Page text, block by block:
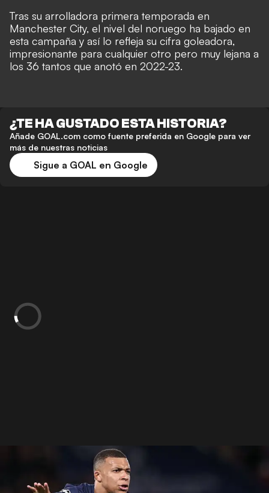
Tras su arrolladora primera temporada en
Manchester City, el nivel del noruego ha bajado en
esta campaña y así lo refleja su cifra goleadora,
impresionante para cualquier otro pero muy lejana a
los 36 tantos que anotó en 2022-23.
¿TE HA GUSTADO ESTA HISTORIA?
Añade GOAL.com como fuente preferida en Google para ver
más de nuestras noticias
Sigue a GOAL en Google